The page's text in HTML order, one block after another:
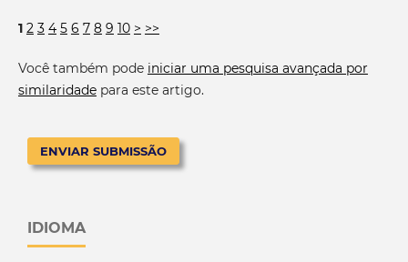
1 2 3 4 5 6 7 8 9 10 > >>
Você também pode iniciar uma pesquisa avançada por
similaridadepara este artigo.
ENVIAR SUBMISSÃO
IDIOMA